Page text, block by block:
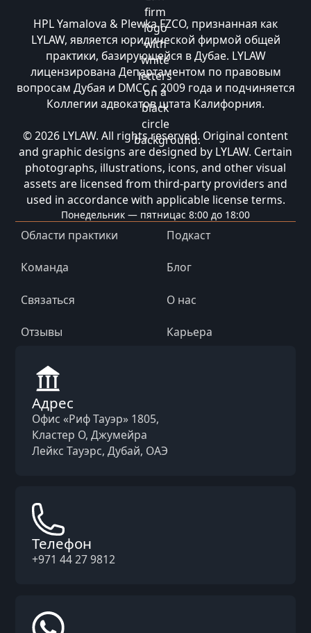
HPL Yamalova & Plewka FZCO, признанная как
LYLAW, является юридической фирмой общей
практики, базирующейся в Дубае. LYLAW
лицензирована Департаментом по правовым
вопросам Дубая и DMCC с 2009 года и подчиняется
Коллегии адвокатов штата Калифорния.
© 2026 LYLAW. All rights reserved. Original content
and graphic designs are designed by LYLAW. Certain
photographs, illustrations, icons, and other visual
assets are licensed from third-party providers and
used in accordance with applicable license terms.
Понедельник — пятницас 8:00 до 18:00
Области практики Подкаст
Команда Блог
Связаться О нас
Отзывы Карьера
Адрес
Офис «Риф Тауэр» 1805,
Кластер O, Джумейра
Лейкс Тауэрс, Дубай, ОАЭ
Телефон
+971 44 27 9812